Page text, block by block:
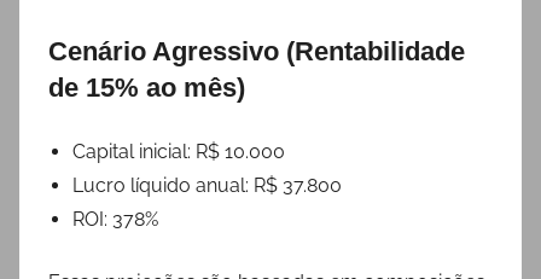
Cenário Agressivo (Rentabilidade
de 15% ao mês)
Capital inicial: R$ 10.000
Lucro líquido anual: R$ 37.800
ROI: 378%